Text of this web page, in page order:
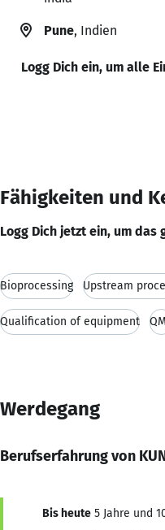
Pune, Indien
Logg Dich ein, um alle
Fähigkeiten und
Logg Dich jetzt ein, um das
Bioprocessing Upstream
Qualification of equipment
Werdegang
Berufserfahrung von
Bis heute 5 Jahre und